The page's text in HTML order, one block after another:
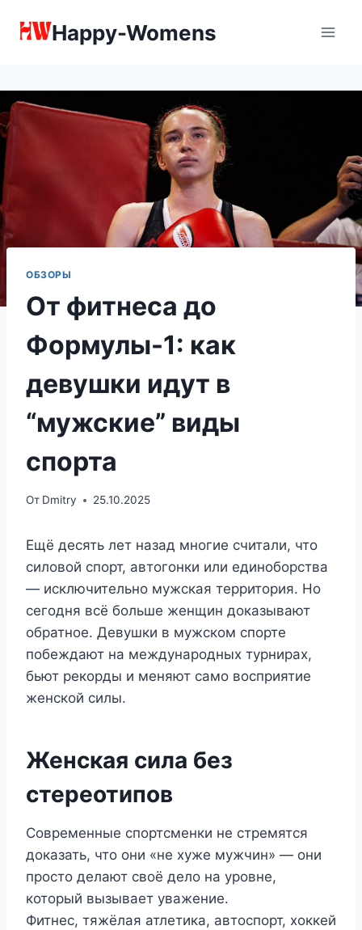
Happy-Womens
ОБЗОРЫ
От фитнеса до
Формулы-1: как
девушки идут в
“мужские” виды
спорта
От Dmitry 25.10.2025
Ещё десять лет назад многие считали, что
силовой спорт, автогонки или единоборства
— исключительно мужская территория. Но
сегодня всё больше женщин доказывают
обратное. Девушки в мужском спорте
побеждают на международных турнирах,
бьют рекорды и меняют само восприятие
женской силы.
Женская сила без
стереотипов
Современные спортсменки не стремятся
доказать, что они «не хуже мужчин» — они
просто делают своё дело на уровне,
который вызывает уважение.
Фитнес, тяжёлая атлетика, автоспорт, хоккей